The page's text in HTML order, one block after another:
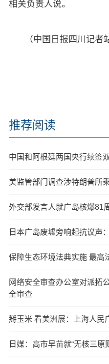
相关负责人说。
（中国日报四川记者
推荐阅读
中国和阿根廷两国央行续签
美监管部门调查涉特朗普所
外交部发言人就广岛核爆81
日本广岛废墟旁响起抗议
保障生态环境法典实施 最高
网络安全审查办公室对派拓
全审查
掰玉米 看美洲展：上海人民
日媒：高市早苗就“无核三原